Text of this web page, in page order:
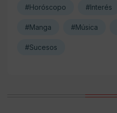
#Horóscopo #Interés
#Manga #Música
#Sucesos